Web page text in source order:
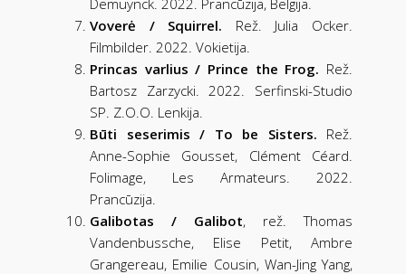
Voverė / Squirrel. Rež. Julia Ocker.
Filmbilder. 2022. Vokietija.
Princas varlius / Prince the Frog. Rež.
Bartosz Zarzycki. 2022. Serfinski-Studio
SP. Z.O.O. Lenkija.
Būti seserimis / To be Sisters. Rež.
Anne-Sophie Gousset, Clément Céard.
Folimage, Les Armateurs. 2022.
Prancūzija.
Galibotas / Galibot, rež. Thomas
Vandenbussche, Elise Petit, Ambre
Grangereau, Emilie Cousin, Wan-Jing Yang,